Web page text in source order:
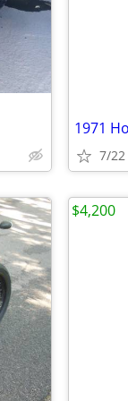
1971
7/22
$4,200